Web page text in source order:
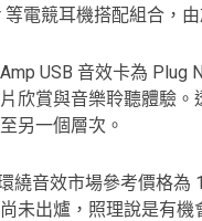
等電競耳機搭配組合，
USB 音效卡為
欣賞與音樂聆聽體驗。
另一個層次。
繞音效市場參考價格
未出爐，照理說是有機